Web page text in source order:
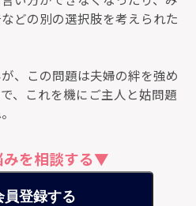
どの別の選択肢を考えられた
、この問題は夫婦の絆を強め
、これを機にご主人と姑問題
を相談する▼
員登録する